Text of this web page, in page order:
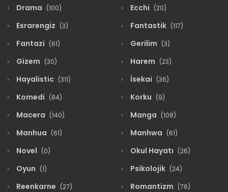
Drama (100) Ecchi (20)
Esrarengiz (3) Fantastik (117)
Fantazi (61) Gerilim (3)
Gizem (30) Harem (23)
Hayalistic (311) İsekai (36)
Komedi (84) Korku (9)
Macera (140) Manga (108)
Manhua (61) Manhwa (61)
Novel (0) Okul Hayatı (26)
Oyun (1) Psikolojik (24)
Reenkarne (27) Romantizm (76)